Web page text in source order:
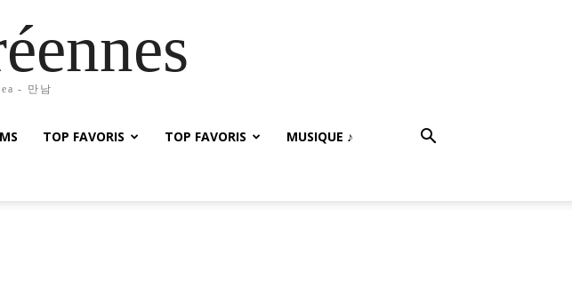
- 만남
TOP FAVORIS TOP FAVORIS MUSIQUE ♪